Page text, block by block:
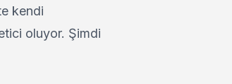
kendi
oluyor. Şimdi